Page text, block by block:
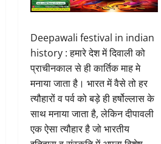
Deepawali festival in indian
history : हमारे देश में दिवाली को
प्राचीनकाल से ही कार्तिक माह मे
मनाया जाता है। भारत में वैसे तो हर
त्यौहारों व पर्व को बड़े ही हर्षोल्लास के
साथ मनाया जाता है, लेकिन दीपावली
एक ऐसा त्यौहार है जो भारतीय